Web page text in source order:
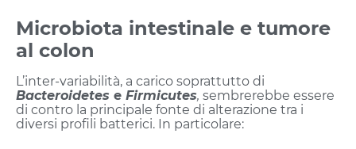
Microbiota intestinale e tumore
al colon
L’inter-variabilità, a carico soprattutto di
Bacteroidetes e Firmicutes, sembrerebbe essere
di contro la principale fonte di alterazione tra i
diversi profili batterici. In particolare: